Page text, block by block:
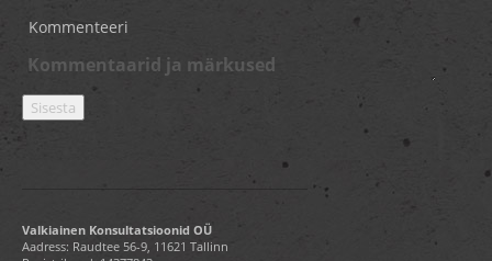
Kommenteeri
Valkiainen Konsultatsioonid OÜ
Aadress: Raudtee 56-9, 11621 Tallinn